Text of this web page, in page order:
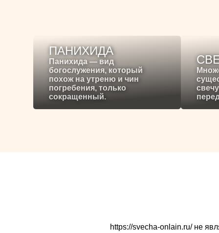
ПАНИХИДА
Панихида — вид
богослужения, который
похож на утреню и чин
погребения, только
сокращенный.
https://svecha-onlain.ru/ не